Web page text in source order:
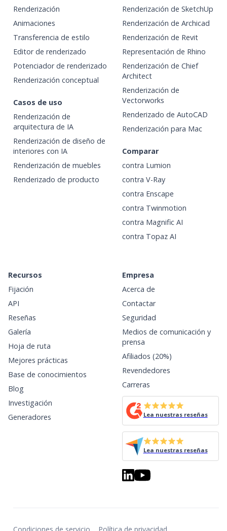
Renderización
Animaciones
Transferencia de estilo
Editor de renderizado
Potenciador de renderizado
Renderización conceptual
Casos de uso
Renderización de
arquitectura de IA
Renderización de diseño de
interiores con IA
Renderización de muebles
Renderizado de producto
Renderización de SketchUp
Renderización de Archicad
Renderización de Revit
Representación de Rhino
Renderización de Chief
Architect
Renderización de
Vectorworks
Renderizado de AutoCAD
Renderización para Mac
Comparar
contra Lumion
contra V-Ray
contra Enscape
contra Twinmotion
contra Magnific AI
contra Topaz AI
Recursos
Fijación
API
Reseñas
Galería
Hoja de ruta
Mejores prácticas
Base de conocimientos
Blog
Investigación
Generadores
Empresa
Acerca de
Contactar
Seguridad
Medios de comunicación y
prensa
Afiliados (20%)
Revendedores
Carreras
Lea nuestras reseñas
Lea nuestras reseñas